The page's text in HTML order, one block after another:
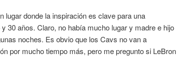
lugar donde la inspiración es clave para una
30 años. Claro, no había mucho lugar y madre e hijo
noches. Es obvio que los Cavs no van a
por mucho tiempo más, pero me pregunto si LeBron